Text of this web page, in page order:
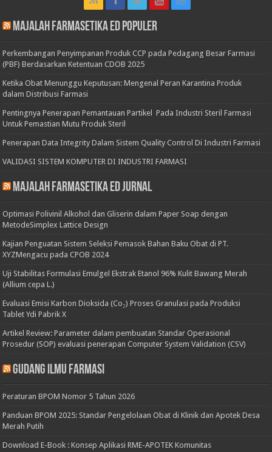
Majalah Farmasetika Ed Populer
Perkembangan Penyimpanan Produk CCP pada Pedagang Besar Farmasi
(PBF) Berdasarkan Ketentuan CDOB 2025
Ketika Obat Menunggu Keputusan: Mengenal Peran Karantina Produk
dalam Distribusi Farmasi
Pentingnya Penerapan Pemantauan Partikel Pada Industri Steril Farmasi
Untuk Pemastian Mutu Produk Steril
Penerapan Data Integrity Dalam Sistem Quality Control Di Industri Farmasi
VALIDASI SISTEM KOMPUTER DI INDUSTRI FARMASI
Majalah Farmasetika Ed Jurnal
Optimasi Polivinil Alkohol dan Gliserin dalam Paper Soap dengan
MetodeSimplex Lattice Design
Kajian Penguatan Sistem Seleksi Pemasok Bahan Baku Obat di PT.
XYZMengacu pada CPOB 2024
Uji Stabilitas Formulasi Emulgel Ekstrak Etanol 96% Kulit Bawang Merah
(Allium cepa L.)
Evaluasi Emisi Karbon Dioksida (Co₂) Proses Granulasi pada Produksi
Tablet Ydi Pabrik X
Artikel Review: Parameter dalam pembuatan Standar Operasional
Prosedur (SOP) evaluasi penerapan Computer System Validation (CSV)
Gudang Ilmu Farmasi
Peraturan BPOM Nomor 5 Tahun 2026
Panduan BPOM 2025: Standar Pengelolaan Obat di Klinik dan Apotek Desa
Merah Putih
Download E-Book : Konsep Aplikasi RME-APOTEK Komunitas